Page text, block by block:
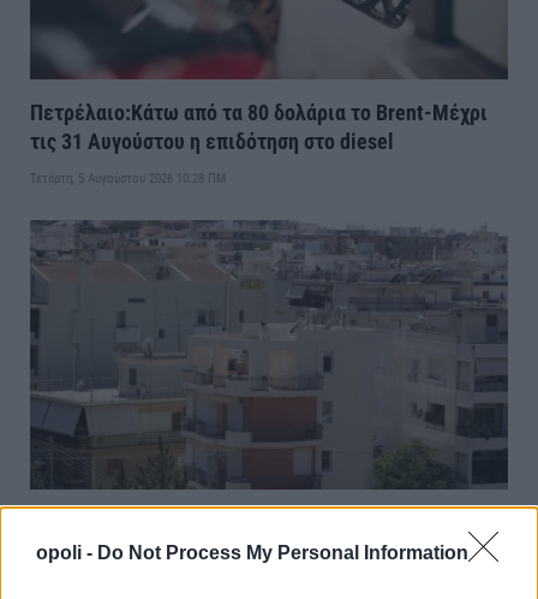
opoli - Do Not Process My Personal Information
Πετρέλαιο:Κάτω από τα 80 δολάρια το Brent-Μέχρι
τις 31 Αυγούστου η επιδότηση στο diesel
Τετάρτη, 5 Αυγούστου 2026 10:28 ΠΜ
Οκτώβρη, οι υποχρεώσεις και οι κυρώσεις που